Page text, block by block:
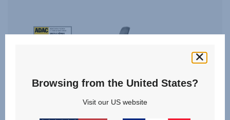
Award
10.2024
Browsing from the United States?
Visit our US website